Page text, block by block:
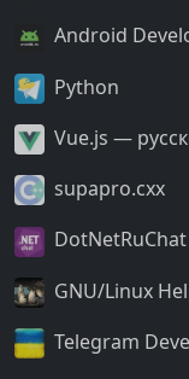
Android
Python
Vue.js —
supapro.cxx
DotNetRuChat
GNU/Linux
Telegram